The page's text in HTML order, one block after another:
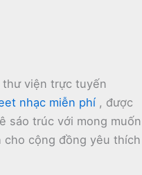
thư viện trực tuyến
nhạc miễn phí , được
sáo trúc với mong muốn
cho cộng đồng yêu thích